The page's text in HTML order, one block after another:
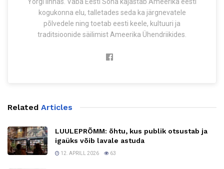
kogukonna elu, talletades seda ka järgnevatele
põlvedele ning toetab eesti keele, kultuuri ja
traditsioonide säilimist Ameerika Ühendriikides.
Related Articles
LUULEPRÕMM: õhtu, kus publik otsustab ja
igaüks võib lavale astuda
12. APRILL 2026 63